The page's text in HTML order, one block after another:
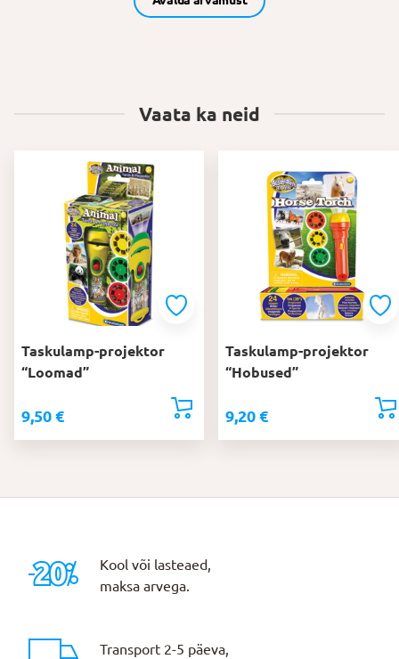
Vaata ka neid
Taskulamp-projektor
“Loomad”
9,50 €
Taskulamp-projektor
“Hobused”
9,20 €
Kool või lasteaed,
maksa arvega.
Transport 2-5 päeva,